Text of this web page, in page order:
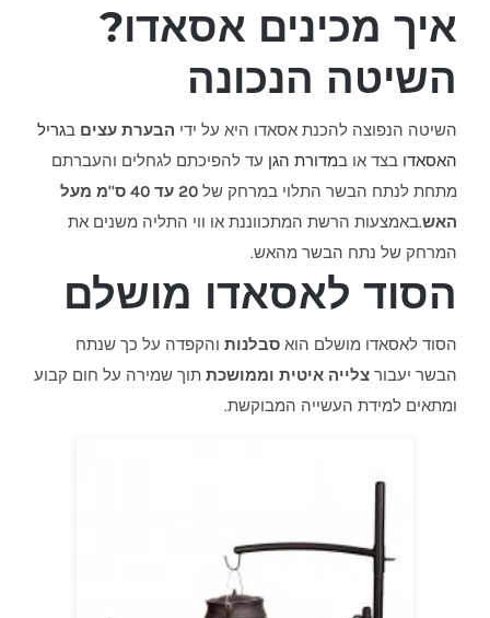
איך מכינים אסאדו?
השיטה הנכונה
השיטה הנפוצה להכנת אסאדו היא על ידיהבערת עציםבגריל
האסאדובצד או במדורת הגןעד להפיכתם לגחלים והעברתם
מתחת לנתח הבשר התלוי במרחק של
20 עד 40 ס"מ מעל
האש.באמצעות הרשת המתכווננת או ווי התליה משנים את
המרחק של נתח הבשר מהאש.
הסוד לאסאדו מושלם
הסוד לאסאדו מושלם הואסבלנותוהקפדה על כך שנתח
הבשר יעבורצלייה איטית וממושכתתוך שמירה על חום קבוע
ומתאים למידת העשייה המבוקשת.